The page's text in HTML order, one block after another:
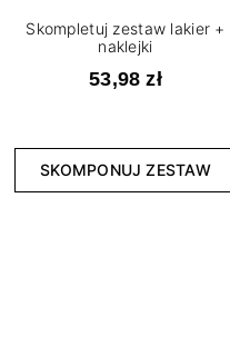
Skompletuj zestaw lakier +
naklejki
53,98 zł
SKOMPONUJ ZESTAW